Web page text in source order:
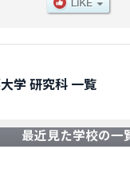
学 研究科 一覧
最近見た学校の一